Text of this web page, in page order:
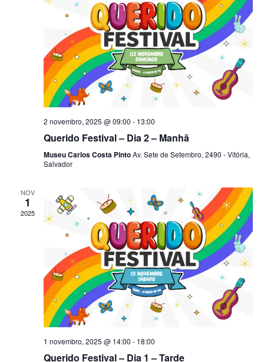
2 novembro, 2025 @ 09:00 - 13:00
Querido Festival – Dia 2 – Manhã
Museu Carlos Costa PintoAv. Sete de Setembro, 2490 - Vitória,
Salvador
NOV
1
2025
1 novembro, 2025 @ 14:00 - 18:00
Querido Festival – Dia 1 – Tarde